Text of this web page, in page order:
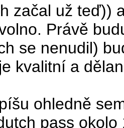
začal už teď))
Právě
se nenudil)
kvalitní a
ohledně
pass